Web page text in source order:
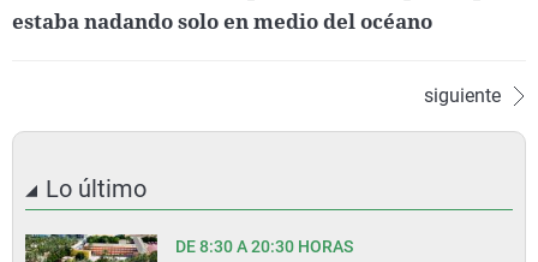
estaba nadando solo en medio del océano
siguiente
Lo último
DE 8:30 A 20:30 HORAS